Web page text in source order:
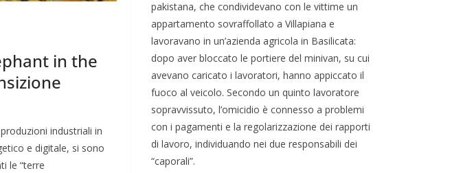
in the
industriali in
e digitale, si sono
le “terre
pakistana, che condividevano con le vittime un
appartamento sovraffollato a Villapiana e
lavoravano in un’azienda agricola in Basilicata:
dopo aver bloccato le portiere del minivan, su cui
avevano caricato i lavoratori, hanno appiccato il
fuoco al veicolo. Secondo un quinto lavoratore
sopravvissuto, l’omicidio è connesso a problemi
con i pagamenti e la regolarizzazione dei rapporti
di lavoro, individuando nei due responsabili dei
“caporali”.